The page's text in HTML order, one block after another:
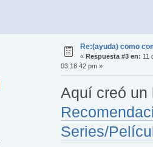
Re:(ayuda) como
« Respuesta #3 en: 11
03:18:42 pm »
Aquí creó un
Series/